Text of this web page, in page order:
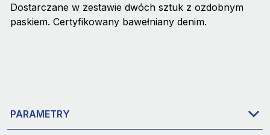
Dostarczane w zestawie dwóch sztuk z ozdobnym
paskiem. Certyfikowany bawełniany denim.
PARAMETRY